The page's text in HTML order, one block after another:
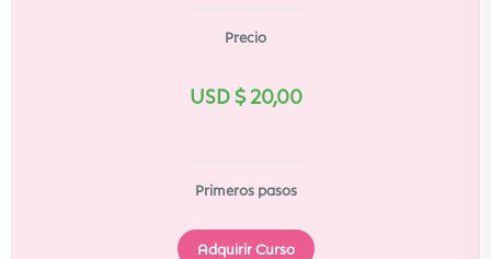
Precio
USD $20,00
Primeros pasos
Adquirir Curso